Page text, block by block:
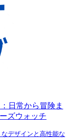
日常から冒険ま
ズウォッチ
デザインと高性能な